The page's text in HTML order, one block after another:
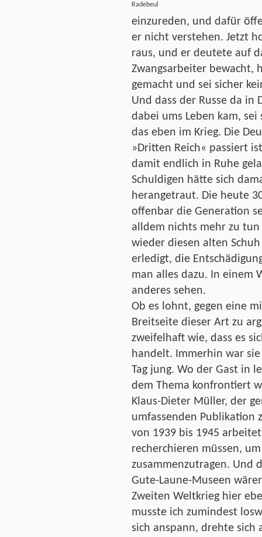
Radebeul
einzureden, und dafür
er nicht verstehen. Jetzt
raus, und er deutete auf
Zwangsarbeiter bewacht,
gemacht und sei sicher
Und dass der Russe da
dabei ums Leben kam,
das eben im Krieg. Die
»Dritten Reich« passiert
damit endlich in Ruhe
Schuldigen hätte sich
herangetraut. Die heute
offenbar die Generation
alldem nichts mehr zu
wieder diesen alten
erledigt, die
man alles dazu. In einem
anderes sehen.
Ob es lohnt, gegen eine
Breitseite dieser Art zu
zweifelhaft wie, dass es
handelt. Immerhin war
Tag jung. Wo der Gast in
dem Thema konfrontiert
Klaus-Dieter Müller, der
umfassenden Publikation
von 1939 bis 1945
recherchieren müssen,
zusammenzutragen. Und
Gute-Laune-Museen
Zweiten Weltkrieg hier
musste ich zumindest
sich anspann, drehte sich